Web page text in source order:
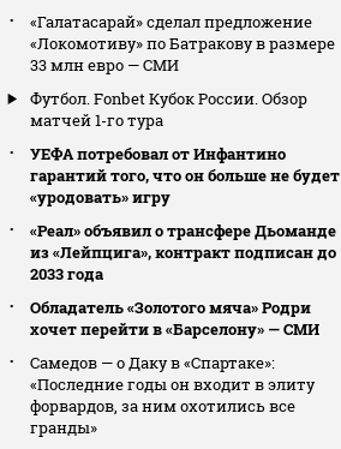
«Галатасарай» сделал предложение
«Локомотиву» по Батракову в размере
33 млн евро — СМИ
Футбол. Fonbet Кубок России. Обзор
матчей 1-го тура
УЕФА потребовал от Инфантино
гарантий того, что он больше не будет
«уродовать» игру
«Реал» объявил о трансфере Дьоманде
из «Лейпцига», контракт подписан до
2033 года
Обладатель «Золотого мяча» Родри
хочет перейти в «Барселону» — СМИ
Самедов — о Даку в «Спартаке»:
«Последние годы он входит в элиту
форвардов, за ним охотились все
гранды»